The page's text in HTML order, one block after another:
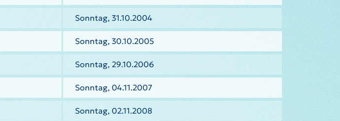
Sonntag, 31.10.2004
Sonntag, 30.10.2005
Sonntag, 29.10.2006
Sonntag, 04.11.2007
Sonntag, 02.11.2008